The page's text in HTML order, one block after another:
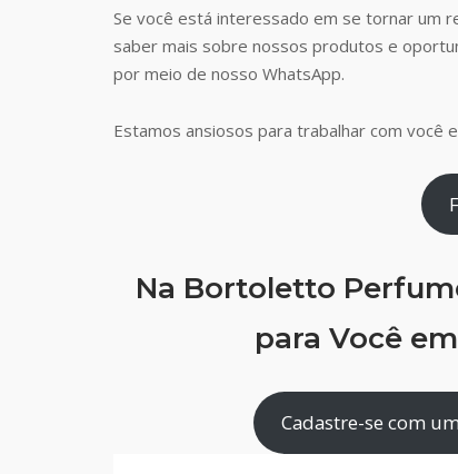
Se você está interessado em se tornar um
saber mais sobre nossos produtos e
por meio de nosso WhatsApp.
Estamos ansiosos para trabalhar com você
Na Bortoletto
para Você
Cadastre-se com